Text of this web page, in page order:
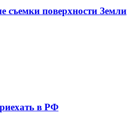
съемки поверхности Земли
в РФ